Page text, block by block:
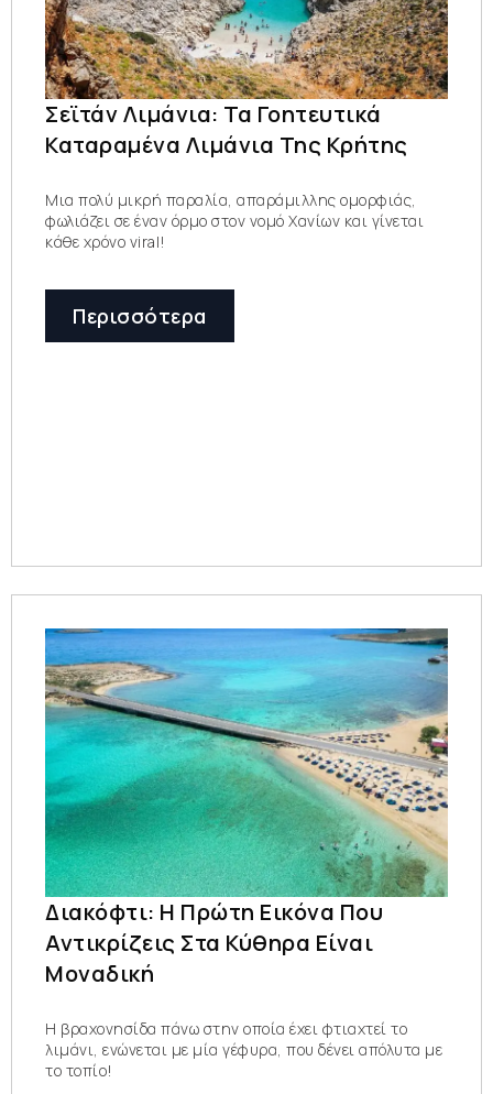
Σεϊτάν Λιμάνια: Τα Γοητευτικά
Καταραμένα Λιμάνια Της Κρήτης
Μια πολύ μικρή παραλία, απαράμιλλης ομορφιάς,
φωλιάζει σε έναν όρμο στον νομό Χανίων και γίνεται
κάθε χρόνο viral!
Περισσότερα
Διακόφτι: Η Πρώτη Εικόνα Που
Αντικρίζεις Στα Κύθηρα Είναι
Μοναδική
Η βραχονησίδα πάνω στην οποία έχει φτιαχτεί το
λιμάνι, ενώνεται με μία γέφυρα, που δένει απόλυτα με
το τοπίο!